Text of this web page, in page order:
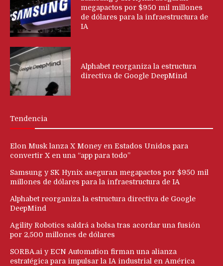
megapactos por $950 mil millones
de dólares para la infraestructura de
IA
Alphabet reorganiza la estructura
directiva de Google DeepMind
Tendencia
Elon Musk lanza X Money en Estados Unidos para
convertir X en una “app para todo”
Samsung y SK Hynix aseguran megapactos por $950 mil
millones de dólares para la infraestructura de IA
Alphabet reorganiza la estructura directiva de Google
DeepMind
Agility Robotics saldrá a bolsa tras acordar una fusión
por 2,500 millones de dólares
SORBA.ai y ECN Automation firman una alianza
estratégica para impulsar la IA industrial en América